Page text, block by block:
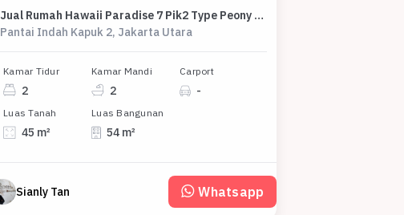
Jual Rumah Hawaii Paradise 7 Pik2 Type Peony 2lantai 4,5x10 2 Kamar Tidur
Pantai Indah Kapuk 2, Jakarta Utara
Kamar Tidur
2
Kamar Mandi
2
Carport
-
Luas Tanah
45 m²
Luas Bangunan
54 m²
Sianly Tan Whatsapp